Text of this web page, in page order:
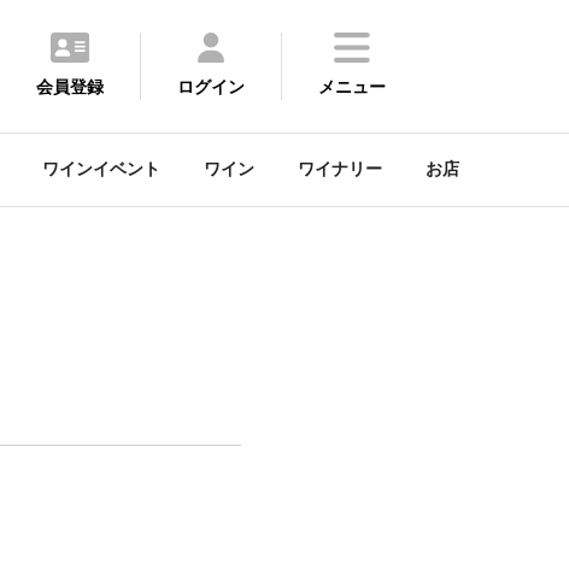
会員登録 ログイン メニュー
ワインイベント ワイン ワイナリー お店